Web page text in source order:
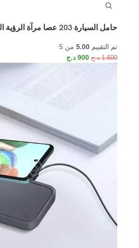
حامل السيارة 203 عصا مرآة الرؤية الخلفية
تم التقييم 5.00من 5
1.600 د.ج 900 د.ج